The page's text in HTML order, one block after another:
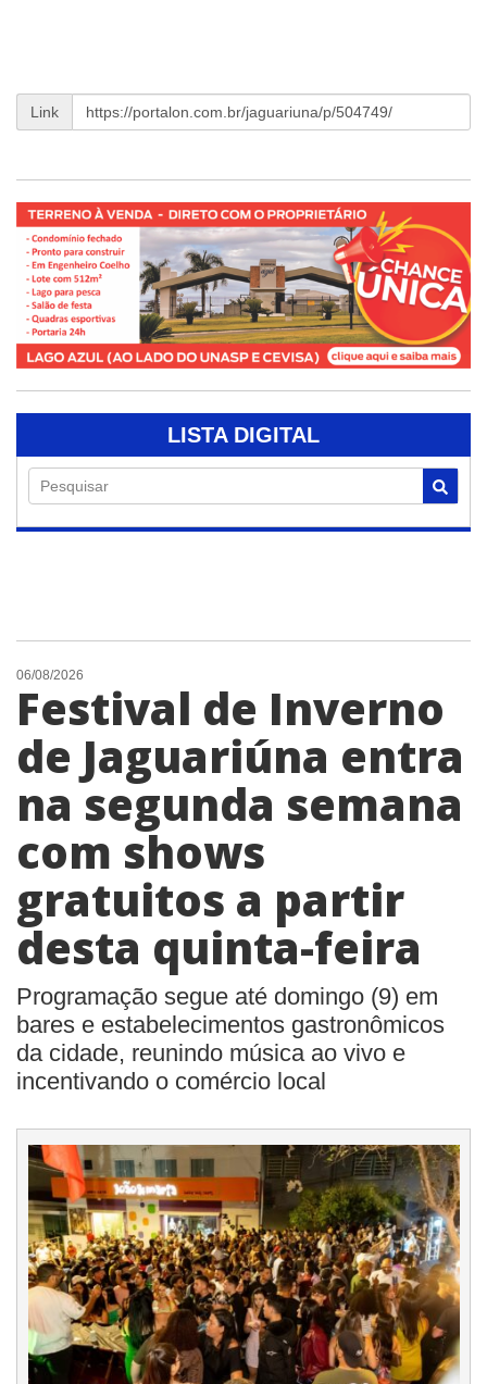
Link
LISTA DIGITAL
Pesquisar
06/08/2026
Festival de Inverno
de Jaguariúna entra
na segunda semana
com shows
gratuitos a partir
desta quinta-feira
Programação segue até domingo (9) em
bares e estabelecimentos gastronômicos
da cidade, reunindo música ao vivo e
incentivando o comércio local